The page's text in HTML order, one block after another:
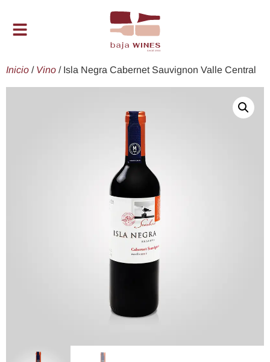
Inicio / Vino / Isla Negra Cabernet Sauvignon Valle Central